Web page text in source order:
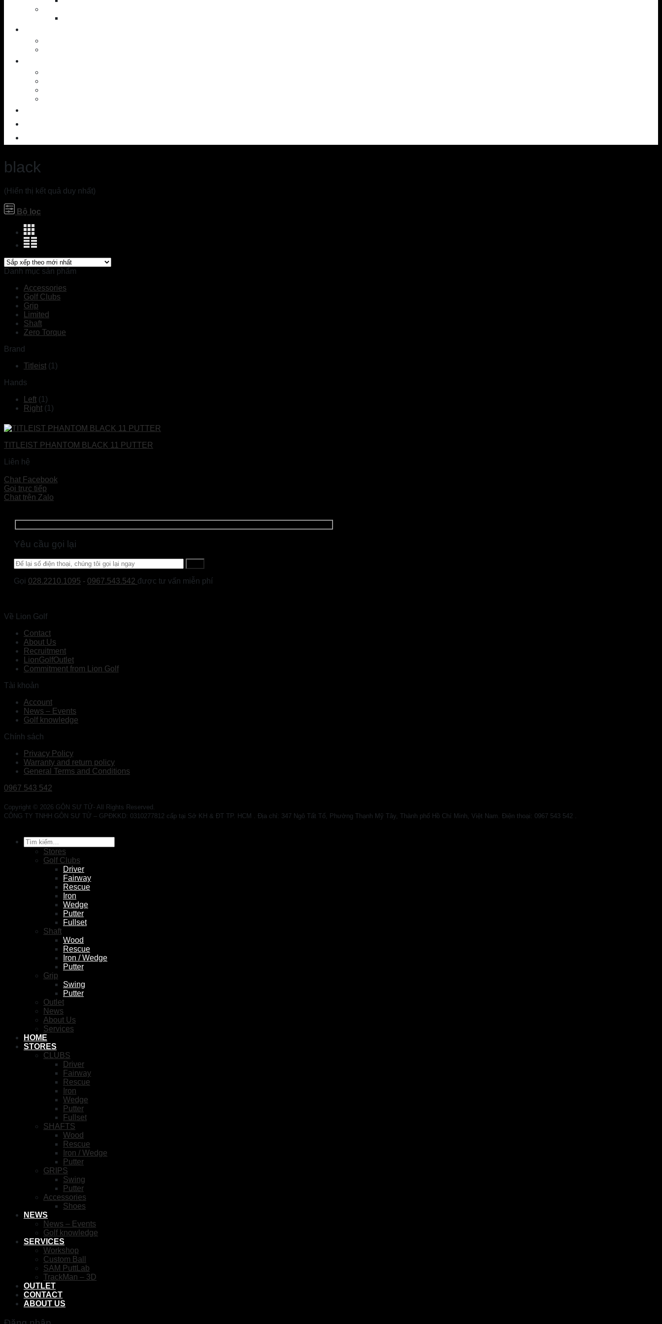
black
(Hiển thị kết quả duy nhất)
Bộ lọc
Danh mục sản phẩm
Accessories
Golf Clubs
Grip
Limited
Shaft
Zero Torque
Brand
Titleist (1)
Hands
Left (1)
Right (1)
TITLEIST PHANTOM BLACK 11 PUTTER
Liên hệ
Chat Facebook
Gọi trực tiếp
Chat trên Zalo
Yêu cầu gọi lại
Gọi 028.2210.1095 - 0967.543.542 được tư vấn miễn phí
Về Lion Golf
Contact
About Us
Recruitment
LionGolfOutlet
Commitment from Lion Golf
Tài khoản
Account
News – Events
Golf knowledge
Chính sách
Privacy Policy
Warranty and return policy
General Terms and Conditions
0967 543 542
Copyright © 2026 GÔN SƯ TỬ- All Rights Reserved.
CÔNG TY TNHH GÔN SƯ TỬ – GPĐKKD: 0310277812 cấp tại Sở KH & ĐT TP. HCM . Địa chỉ: 347 Ngô Tất Tố, Phường Thạnh Mỹ Tây, Thành phố Hồ Chí Minh, Việt Nam. Điện thoại: 0967 543 542 .
Tìm
kiếm: Stores
Golf Clubs
Driver
Fairway
Rescue
Iron
Wedge
Putter
Fullset
Shaft
Wood
Rescue
Iron / Wedge
Putter
Grip
Swing
Putter
Outlet
News
About Us
Services
HOME
STORES
CLUBS
Driver
Fairway
Rescue
Iron
Wedge
Putter
Fullset
SHAFTS
Wood
Rescue
Iron / Wedge
Putter
GRIPS
Swing
Putter
Accessories
Shoes
NEWS
News – Events
Golf knowledge
SERVICES
Workshop
Custom Ball
SAM PuttLab
TrackMan – 3D
OUTLET
CONTACT
ABOUT US